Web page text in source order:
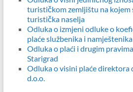
turističkom zemljištu na kojem
turistička naselja
Odluka o izmjeni odluke o
plaće službenika i
Odluka o plaći i drugim
Starigrad
Odluka o visini plaće
d.o.o.